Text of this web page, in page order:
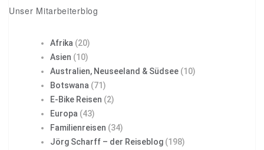
Unser Mitarbeiterblog
Afrika (20)
Asien (10)
Australien, Neuseeland & Südsee (10)
Botswana (71)
E-Bike Reisen (2)
Europa (43)
Familienreisen (34)
Jörg Scharff – der Reiseblog (198)